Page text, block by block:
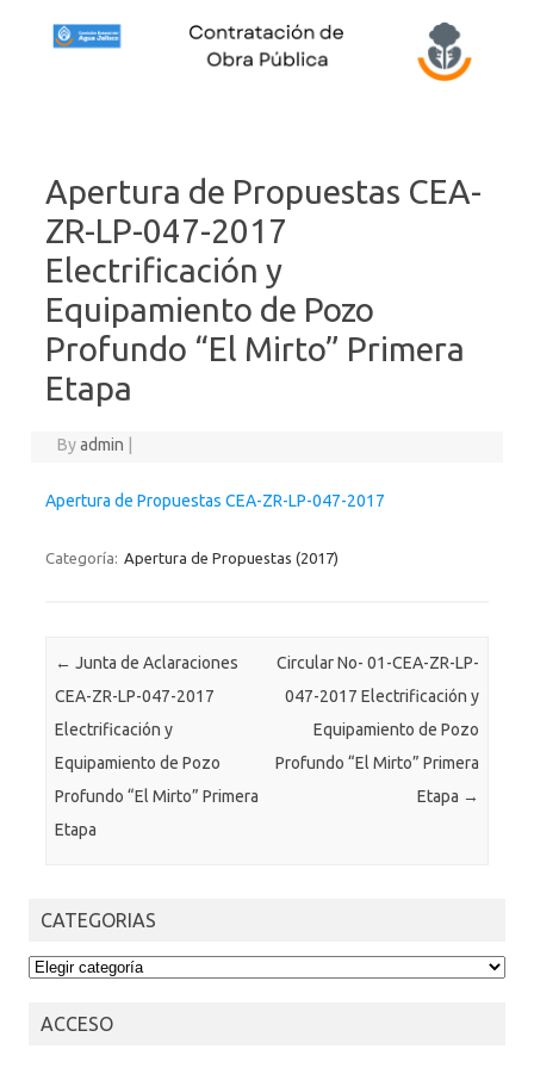
Apertura de Propuestas CEA-
ZR-LP-047-2017
Electrificación y
Equipamiento de Pozo
Profundo “El Mirto” Primera
Etapa
Byadmin
Apertura de Propuestas CEA-ZR-LP-047-2017
Categoría: Apertura de Propuestas (2017)
Post navigation
← Junta de Aclaraciones
CEA-ZR-LP-047-2017
Electrificación y
Equipamiento de Pozo
Profundo “El Mirto” Primera
Etapa
Circular No- 01-CEA-ZR-LP-
047-2017 Electrificación y
Equipamiento de Pozo
Profundo “El Mirto” Primera
Etapa →
CATEGORIAS
CATEGORIAS
ACCESO